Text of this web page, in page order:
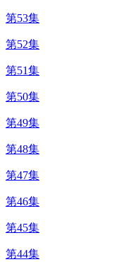
第53集
第52集
第51集
第50集
第49集
第48集
第47集
第46集
第45集
第44集